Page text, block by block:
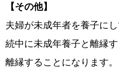
【その他】
夫婦が未成年者を養子に
続中に未成年養子と離縁
離縁することになります。